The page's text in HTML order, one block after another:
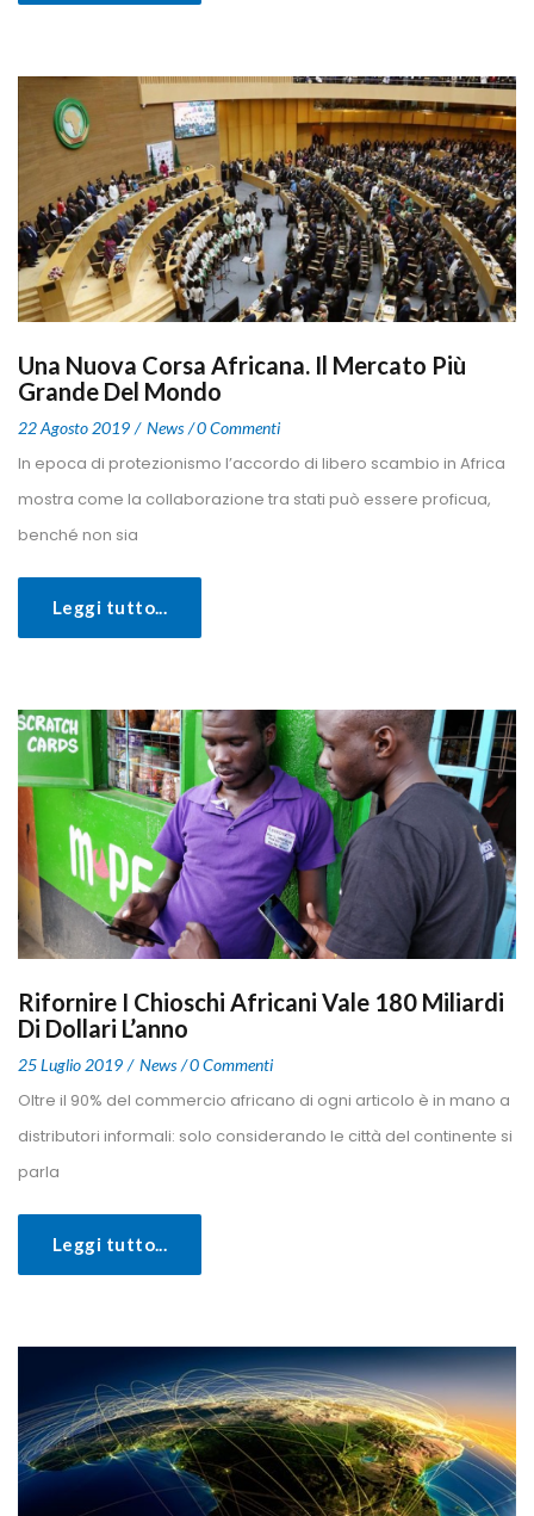
Una Nuova Corsa Africana. Il Mercato Più
Grande Del Mondo
22 Agosto 2019 New 0 Commenti
In epoca di protezionismo l’accordo di libero scambio in Africa
mostra come la collaborazione tra stati può essere proficua,
benché non sia
Leggi tutto...
Rifornire I Chioschi Africani Vale 180 Miliardi
Di Dollari L’anno
25 Luglio 2019 New 0 Commenti
Oltre il 90% del commercio africano di ogni articolo è in mano a
distributori informali: solo considerando le città del continente si
parla
Leggi tutto...